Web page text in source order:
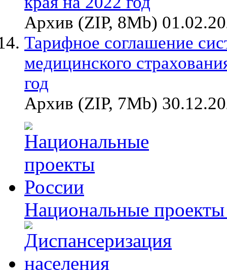
Архив (ZIP, 8Mb)
Тарифное соглашение
медицинского
год
Архив (ZIP, 7Mb)
Национальные